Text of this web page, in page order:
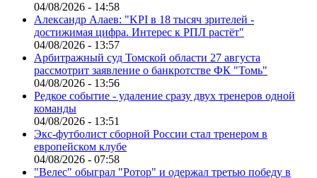
04/08/2026 - 14:58
Александр Алаев: "KPI в 18 тысяч зрителей -
достижимая цифра. Интерес к РПЛ растёт"
04/08/2026 - 13:57
Арбитражный суд Томской области 27 августа
рассмотрит заявление о банкротстве ФК "Томь"
04/08/2026 - 13:56
Редкое событие - удаление сразу двух тренеров одной
команды
04/08/2026 - 13:51
Экс-футболист сборной России стал тренером в
европейском клубе
04/08/2026 - 07:58
"Велес" обыграл "Ротор" и одержал третью победу в